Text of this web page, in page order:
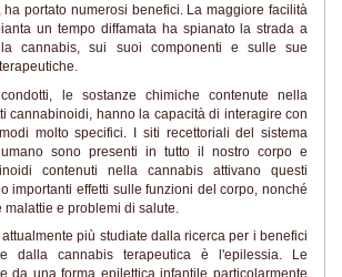
ha portato numerosi benefici. La maggiore facilità
un tempo diffamata ha spianato la strada a
cannabis, sui suoi componenti e sulle sue
le sostanze chimiche contenute nella
cannabinoidi, hanno la capacità di interagire con
molto specifici. I siti recettoriali del sistema
umano sono presenti in tutto il nostro corpo e
contenuti nella cannabis attivano questi
importanti effetti sulle funzioni del corpo, nonché
e problemi di salute.
più studiate dalla ricerca per i benefici
dalla cannabis terapeutica è l'epilessia. Le
da una forma epilettica infantile particolarmente